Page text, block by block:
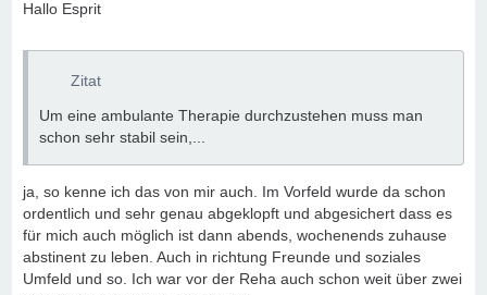
Hallo Esprit
Zitat
Um eine ambulante Therapie durchzustehen muss man
schon sehr stabil sein,...
ja, so kenne ich das von mir auch. Im Vorfeld wurde da schon
ordentlich und sehr genau abgeklopft und abgesichert dass es
für mich auch möglich ist dann abends, wochenends zuhause
abstinent zu leben. Auch in richtung Freunde und soziales
Umfeld und so. Ich war vor der Reha auch schon weit über zwei